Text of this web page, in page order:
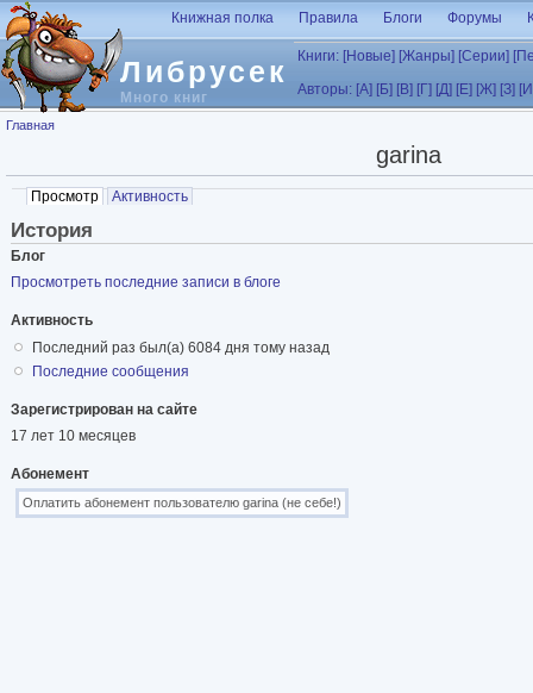
Перейти к основному содержанию
Либрусек
Много книг
Книжная полка Правила Блоги Форумы
Книги: [Новые] [Жанры] [Серии]
Авторы: [А] [Б] [В] [Г] [Д] [Е] [Ж] [З]
Вы здесь
Главная
garina
Главные вкладки
Просмотр (активная вкладка)
Активность
История
Блог
Просмотреть последние записи в блоге
Активность
Последний раз был(а) 6084 дня тому назад
Последние cообщения
Зарегистрирован на сайте
17 лет 10 месяцев
Абонемент